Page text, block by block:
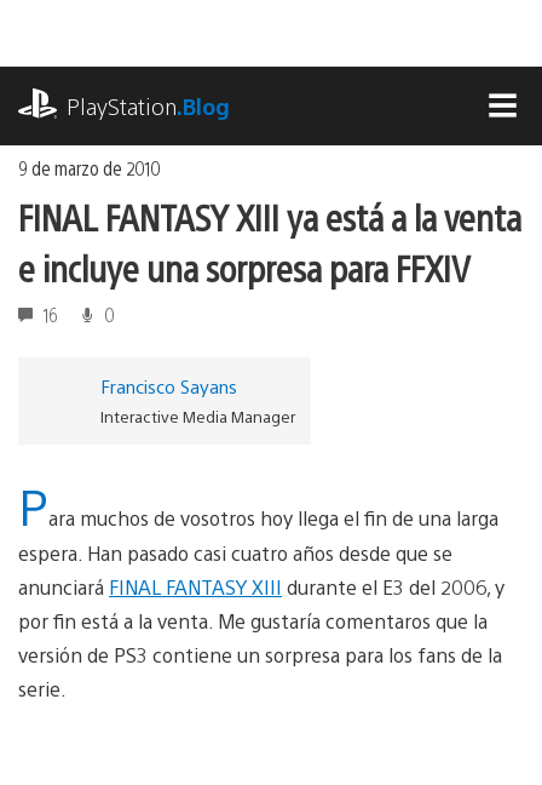
contenido
PlayStation.Blog
9 de marzo de 2010
FINAL FANTASY XIII ya está a la venta
e incluye una sorpresa para FFXIV
16 0
Francisco Sayans
Interactive Media Manager
Para muchos de vosotros hoy llega el fin de una larga
espera. Han pasado casi cuatro años desde que se
anunciará FINAL FANTASY XIII durante el E3 del 2006, y
por fin está a la venta. Me gustaría comentaros que la
versión de PS3 contiene un sorpresa para los fans de la
serie.